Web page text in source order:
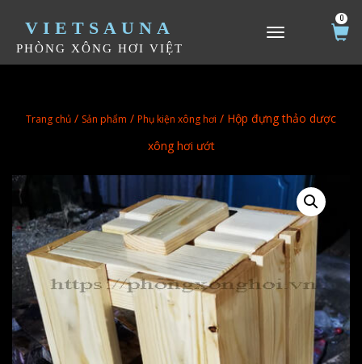
VIETSAUNA
PHÒNG XÔNG HƠI VIỆT
TOGGLE NAVIGATION
0
Trang chủ / Sản phẩm / Phụ kiện xông hơi / Hộp đựng thảo dược
xông hơi ướt